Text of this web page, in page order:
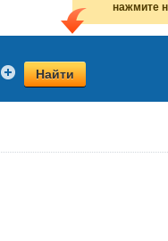
нажмите
Найти